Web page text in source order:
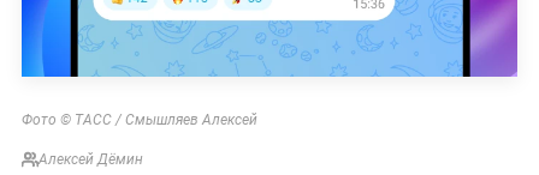
Фото © ТАСС / Смышляев Алексей
Алексей Дёмин